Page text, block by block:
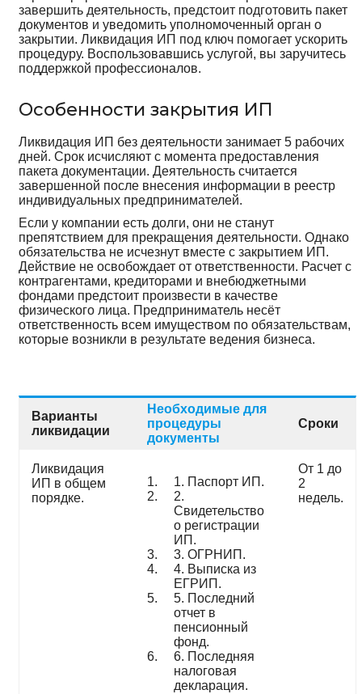
завершить деятельность, предстоит подготовить пакет
документов и уведомить уполномоченный орган о
закрытии. Ликвидация ИП под ключ помогает ускорить
процедуру. Воспользовавшись услугой, вы заручитесь
поддержкой профессионалов.
Особенности закрытия ИП
Ликвидация ИП без деятельности занимает 5 рабочих
дней. Срок исчисляют с момента предоставления
пакета документации. Деятельность считается
завершенной после внесения информации в реестр
индивидуальных предпринимателей.
Если у компании есть долги, они не станут
препятствием для прекращения деятельности. Однако
обязательства не исчезнут вместе с закрытием ИП.
Действие не освобождает от ответственности. Расчет с
контрагентами, кредиторами и внебюджетными
фондами предстоит произвести в качестве
физического лица. Предприниматель несёт
ответственность всем имуществом по обязательствам,
которые возникли в результате ведения бизнеса.
Варианты
ликвидации
Необходимые для
процедуры
документы
Сроки
Ликвидация
ИП в общем
порядке.
1. Паспорт ИП.
2.
Свидетельство
о регистрации
ИП.
3. ОГРНИП.
4. Выписка из
ЕГРИП.
5. Последний
отчет в
пенсионный
фонд.
6. Последняя
налоговая
декларация.
От 1 до
2
недель.